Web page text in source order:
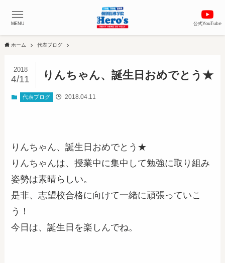
公式YouTube
MENU
ホーム 代表ブログ
りんちゃん、誕生日おめでとう★
2018
4/11
代表ブログ 2018.04.11
りんちゃん、誕生日おめでとう★
りんちゃんは、授業中に集中して勉強に取り組み
姿勢は素晴らしい。
是非、志望校合格に向けて一緒に頑張っていこ
う！
今日は、誕生日を楽しんでね。